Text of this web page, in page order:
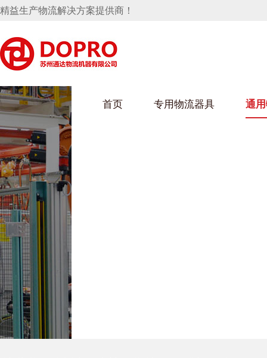
精益生产物流解决方案提供商！
首页 专用物流器具
葫芦娃下载最污架
盘 保险杠料架
冲压件料架
仪表盘料架
消声器料架
通
车
料架
桶水箱支架
行业
行业